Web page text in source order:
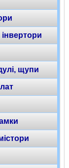
щупи